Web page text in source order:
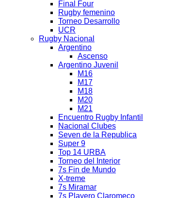
Final Four
Rugby femenino
Torneo Desarrollo
UCR
Rugby Nacional
Argentino
Ascenso
Argentino Juvenil
M16
M17
M18
M20
M21
Encuentro Rugby Infantil
Nacional Clubes
Seven de la Republica
Super 9
Top 14 URBA
Torneo del Interior
7s Fin de Mundo
X-treme
7s Miramar
7s Playero Claromeco